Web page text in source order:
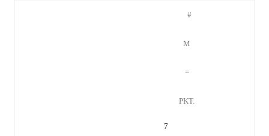
#
M
=
PKT.
7